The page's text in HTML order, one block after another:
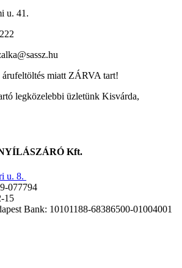
u. 41.
miatt ZÁRVA tart!
legközelebbi üzletünk Kisvárda,
Kft.
u. 8.
077794
15
Bank: 10101188-68386500-01004001